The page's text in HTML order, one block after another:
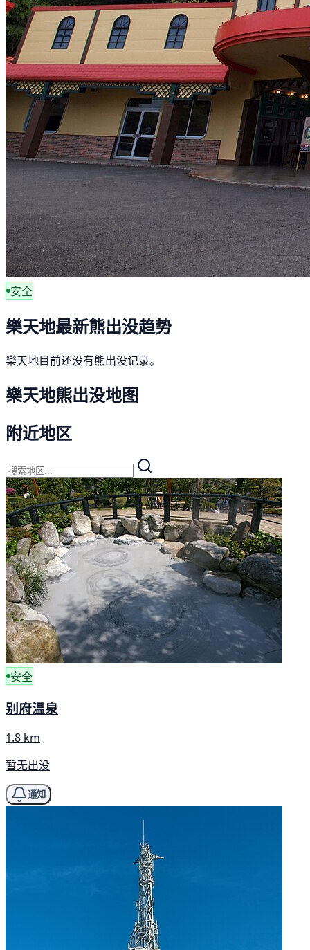
安全
樂天地最新熊出没趋势
樂天地目前还没有熊出没记录。
樂天地熊出没地图
附近地区
安全
别府温泉
1.8 km
暂无出没
通知